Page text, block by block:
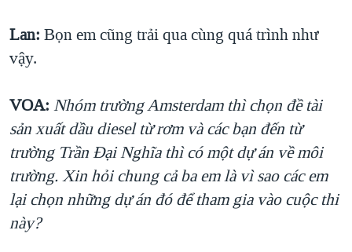
Lan: Bọn em cũng trải qua cùng quá trình như
vậy.
VOA: Nhóm trường Amsterdam thì chọn đề tài
sản xuất dầu diesel từ rơm và các bạn đến từ
trường Trần Đại Nghĩa thì có một dự án về môi
trường. Xin hỏi chung cả ba em là vì sao các em
lại chọn những dự án đó để tham gia vào cuộc thi
này?